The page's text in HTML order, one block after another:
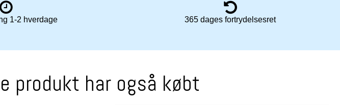
1-2 hverdage 365 dages fortrydelsesret
produkt har også købt